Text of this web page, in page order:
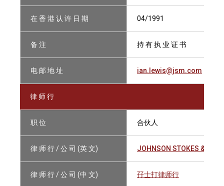
在 香 港 认 许 日 期 04/1991
备 注 持 有 执 业 证 书
电 邮 地 址 ian.lewis@jsm.com
律 师 行
职 位 合伙人
律 师 行 / 公 司 (英 文) JOHNSON STOKES &
律 师 行 / 公 司 (中 文) 孖士打律师行